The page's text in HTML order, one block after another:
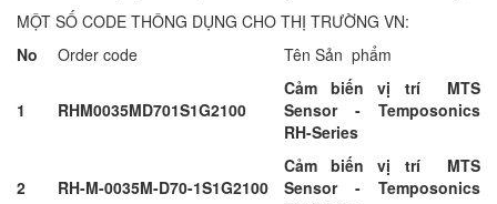
MỘT SỐ CODE THÔNG DỤNG CHO THỊ TRƯỜNG VN:
No
Order code Tên Sản phẩm
1 RHM0035MD701S1G2100
Cảm biến vị trí MTS
Sensor - Temposonics
RH-Series
2 RH-M-0035M-D70-1S1G2100
Cảm biến vị trí MTS
Sensor - Temposonics